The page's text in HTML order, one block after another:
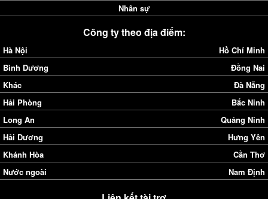
Nhân sự
Công ty theo địa điểm:
Hà Nội
Hồ Chí Minh
Bình Dương
Đồng Nai
Khác
Đà Nẵng
Hải Phòng
Bắc Ninh
Long An
Quảng Ninh
Hải Dương
Hưng Yên
Khánh Hòa
Cần Thơ
Nước ngoài
Nam Định